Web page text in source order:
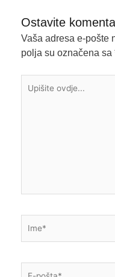
Ostavite
Vaša adresa e-pošte
polja su označena sa
ovdje...